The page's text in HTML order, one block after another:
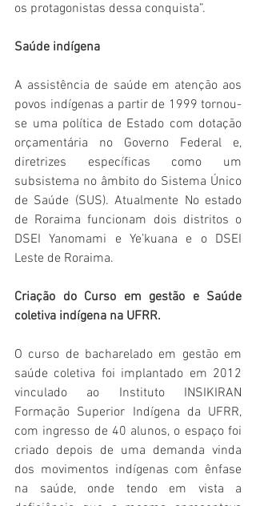
os protagonistas dessa conquista”.
Saúde indígena
A assistência de saúde em atenção aos
povos indígenas a partir de 1999 tornou-
se uma política de Estado com dotação
orçamentária no Governo Federal e,
diretrizes específicas como um
subsistema no âmbito do Sistema Único
de Saúde (SUS). Atualmente No estado
de Roraima funcionam dois distritos o
DSEI Yanomami e Ye’kuana e o DSEI
Leste de Roraima.
Criação do Curso em gestão e Saúde
coletiva indígena na UFRR.
O curso de bacharelado em gestão em
saúde coletiva foi implantado em 2012
vinculado ao Instituto INSIKIRAN
Formação Superior Indígena da UFRR,
com ingresso de 40 alunos, o espaço foi
criado depois de uma demanda vinda
dos movimentos indígenas com ênfase
na saúde, onde tendo em vista a